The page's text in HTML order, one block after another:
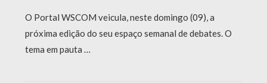
O Portal WSCOM veicula, neste domingo (09), a
próxima edição do seu espaço semanal de debates. O
tema em pauta …